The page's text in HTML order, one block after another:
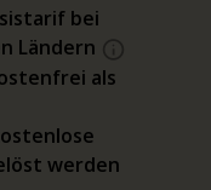
bei
Ländern
als
werden